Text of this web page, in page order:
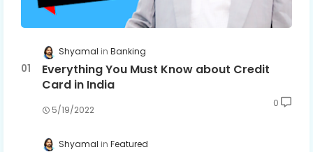
Shyamal Banking
Everything You Must Know about Credit
Card in India
5/19/2022
0
Shyamal Featured